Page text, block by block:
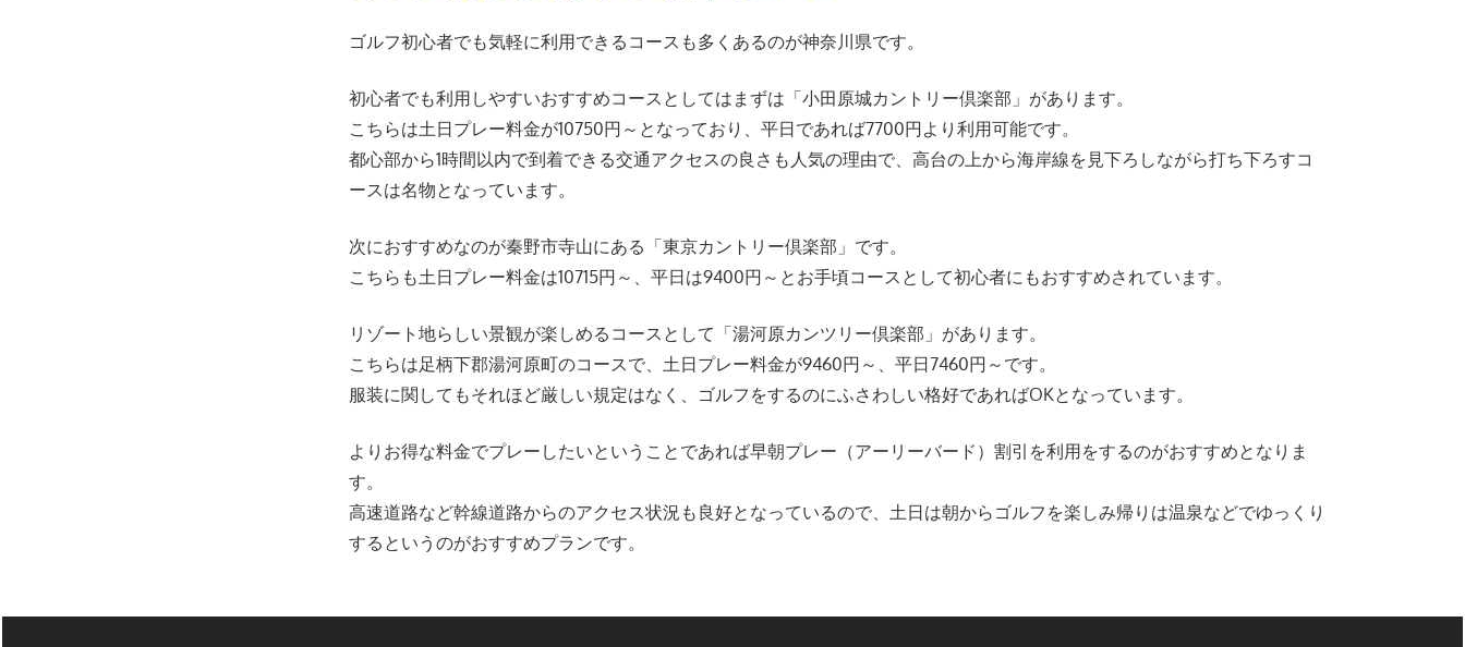
ゴルフ初心者でも気軽に利用できるコースも多くあるのが神奈川県です。
初心者でも利用しやすいおすすめコースとしてはまずは「小田原城カントリー倶楽部」があります。
こちらは土日プレー料金が10750円～となっており、平日であれば7700円より利用可能です。
都心部から1時間以内で到着できる交通アクセスの良さも人気の理由で、高台の上から海岸線を見下ろしながら打ち下ろすコ
ースは名物となっています。
次におすすめなのが秦野市寺山にある「東京カントリー倶楽部」です。
こちらも土日プレー料金は10715円～、平日は9400円～とお手頃コースとして初心者にもおすすめされています。
リゾート地らしい景観が楽しめるコースとして「湯河原カンツリー倶楽部」があります。
こちらは足柄下郡湯河原町のコースで、土日プレー料金が9460円～、平日7460円～です。
服装に関してもそれほど厳しい規定はなく、ゴルフをするのにふさわしい格好であればOKとなっています。
よりお得な料金でプレーしたいということであれば早朝プレー（アーリーバード）割引を利用をするのがおすすめとなりま
す。
高速道路など幹線道路からのアクセス状況も良好となっているので、土日は朝からゴルフを楽しみ帰りは温泉などでゆっくり
するというのがおすすめプランです。